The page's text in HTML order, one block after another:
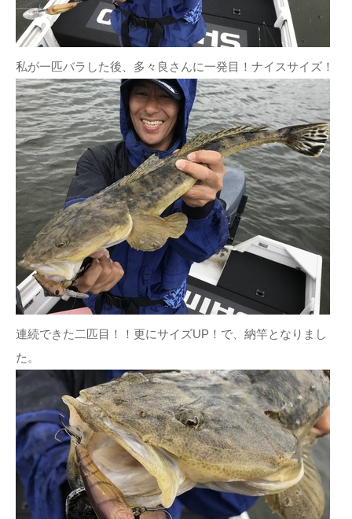
私が一匹バラした後、多々良さんに一発目！ナイスサイズ！
連続できた二匹目！！更にサイズUP！で、納竿となりまし
た。